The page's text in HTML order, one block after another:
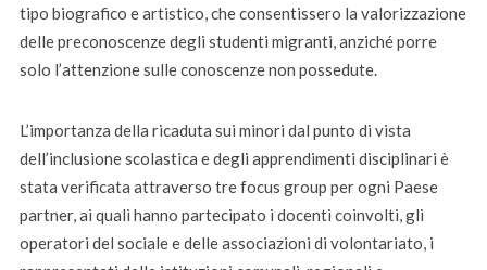
tipo biografico e artistico, che consentissero la valorizzazione
delle preconoscenze degli studenti migranti, anziché porre
solo l’attenzione sulle conoscenze non possedute.
L’importanza della ricaduta sui minori dal punto di vista
dell’inclusione scolastica e degli apprendimenti disciplinari è
stata verificata attraverso tre focus group per ogni Paese
partner, ai quali hanno partecipato i docenti coinvolti, gli
operatori del sociale e delle associazioni di volontariato, i